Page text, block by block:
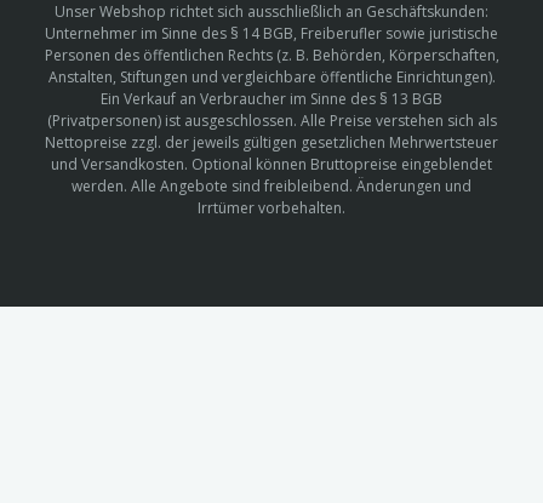
Unser Webshop richtet sich ausschließlich an Geschäftskunden:
Unternehmer im Sinne des § 14 BGB, Freiberufler sowie juristische
Personen des öffentlichen Rechts (z. B. Behörden, Körperschaften,
Anstalten, Stiftungen und vergleichbare öffentliche Einrichtungen).
Ein Verkauf an Verbraucher im Sinne des § 13 BGB
(Privatpersonen) ist ausgeschlossen. Alle Preise verstehen sich als
Nettopreise zzgl. der jeweils gültigen gesetzlichen Mehrwertsteuer
und Versandkosten. Optional können Bruttopreise eingeblendet
werden. Alle Angebote sind freibleibend. Änderungen und
Irrtümer vorbehalten.